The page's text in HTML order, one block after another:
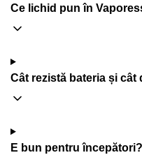
Ce lichid pun în
Cât rezistă bateria și cât
E bun pentru începători?